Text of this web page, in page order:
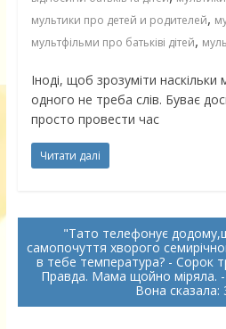
мультики про детей и родителей,
мультфільми про батьківі дітей,
Іноді, щоб зрозуміти наскільки
одного не треба слів. Буває
просто провести час
Читати далі
Тато телефонує
самопочуття хворого
в тебе температура? - Сорок
Правда. Мама щойно міряла.
Вона сказала: